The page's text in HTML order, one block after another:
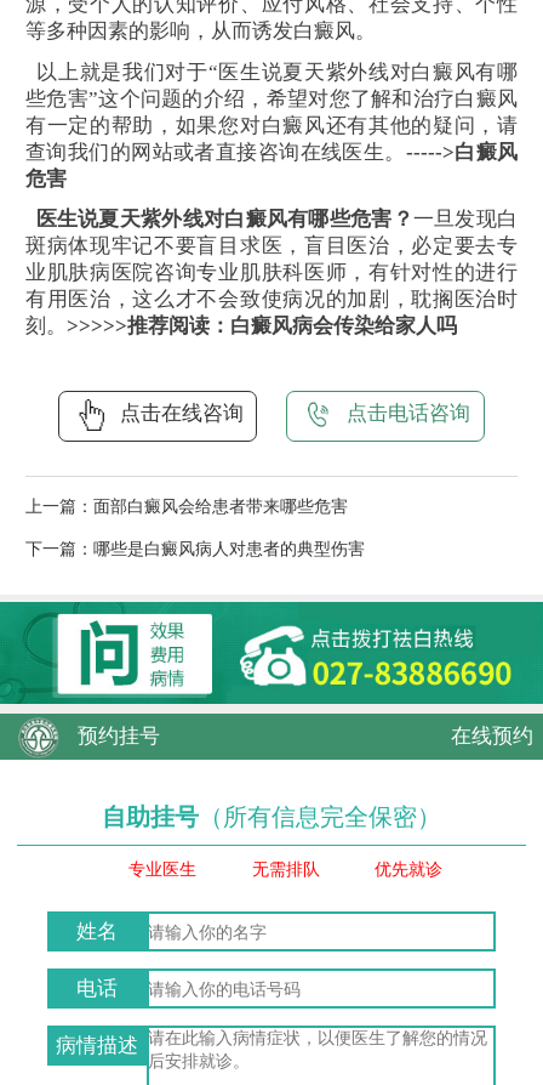
源，受个人的认知评价、应付风格、社会支持、个性
等多种因素的影响，从而诱发白癜风。
以上就是我们对于“医生说夏天紫外线对白癜风有哪
些危害”这个问题的介绍，希望对您了解和治疗白癜风
有一定的帮助，如果您对白癜风还有其他的疑问，请
查询我们的网站或者直接咨询在线医生。 ----->白癜风
危害
医生说夏天紫外线对白癜风有哪些危害？ 一旦发现白
斑病体现牢记不要盲目求医，盲目医治，必定要去专
业肌肤病医院咨询专业肌肤科医师，有针对性的进行
有用医治，这么才不会致使病况的加剧，耽搁医治时
刻。 >>>>>推荐阅读：白癜风病会传染给家人吗
点击在线咨询 点击电话咨询
上一篇： 面部白癜风会给患者带来哪些危害
下一篇： 哪些是白癜风病人对患者的典型伤害
预约挂号 在线预约
自助挂号 （所有信息完全保密）
专业医生 无需排队 优先就诊
姓名
电话
病情描述